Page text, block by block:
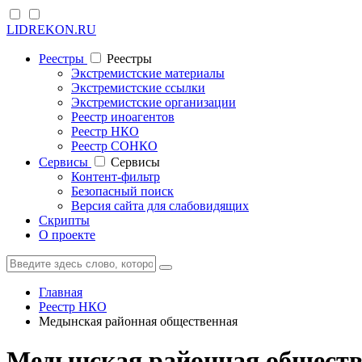
LIDREKON.RU
Реестры
Реестры
Экстремистские материалы
Экстремистские ссылки
Экстремистские организации
Реестр иноагентов
Реестр НКО
Реестр СОНКО
Cервисы
Cервисы
Контент-фильтр
Безопасный поиск
Версия сайта для слабовидящих
Скрипты
О проекте
Главная
Реестр НКО
Медынская районная общественная